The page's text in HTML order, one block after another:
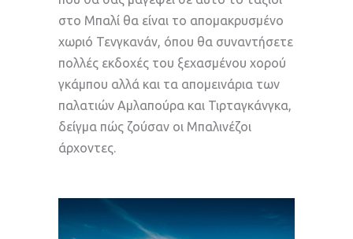
στο Μπαλί θα είναι το απομακρυσμένο
χωριό Τενγκανάν, όπου θα συναντήσετε
πολλές εκδοχές του ξεχασμένου χορού
γκάμπου αλλά και τα απομεινάρια των
παλατιών Αμλαπούρα και Τιρταγκάνγκα,
δείγμα πώς ζούσαν οι Μπαλινέζοι
άρχοντες.